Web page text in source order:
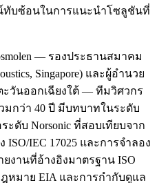
ทับซ้อนในการแนะนำโซลูชันที่
— รองประธานสมาคม
Singapore) และผู้อำนวย
ะวันออกเฉียงใต้ — ทีมวิศวกร
มกว่า 40 ปี มีบทบาทในระดับ
ะดับ Norsonic ที่สอบเทียบจาก
IEC 17025 และการจำลอง
ยงานที่อ้างอิงมาตรฐาน ISO
ฎหมาย EIA และการกำกับดูแล